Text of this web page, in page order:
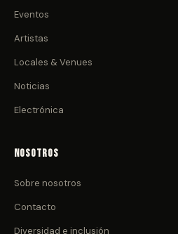
Eventos
Artistas
Locales & Venues
Noticias
Electrónica
Nosotros
Sobre nosotros
Contacto
Diversidad e inclusión